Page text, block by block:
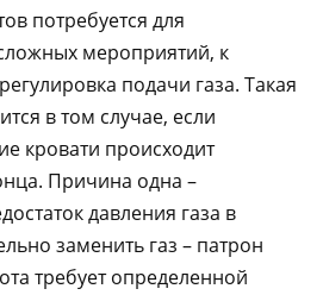
потребуется для
мероприятий, к
подачи газа. Такая
в том случае, если
кровати происходит
Причина одна –
давления газа в
заменить газ – патрон
требует определенной